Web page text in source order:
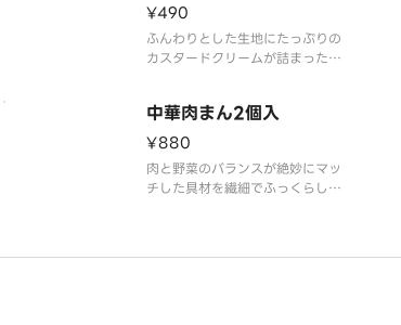
¥490
ふんわりとした生地にたっぷりの
カスタードクリームが詰まった至
中華肉まん2個入
¥880
肉と野菜のバランスが絶妙にマッ
チした具材を繊細でふっくらした